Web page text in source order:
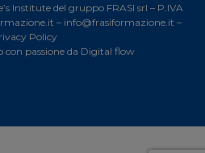
Institute del gruppo FRASI srl – P.IVA
– info@frasiformazione.it –
Policy
passione da Digital flow